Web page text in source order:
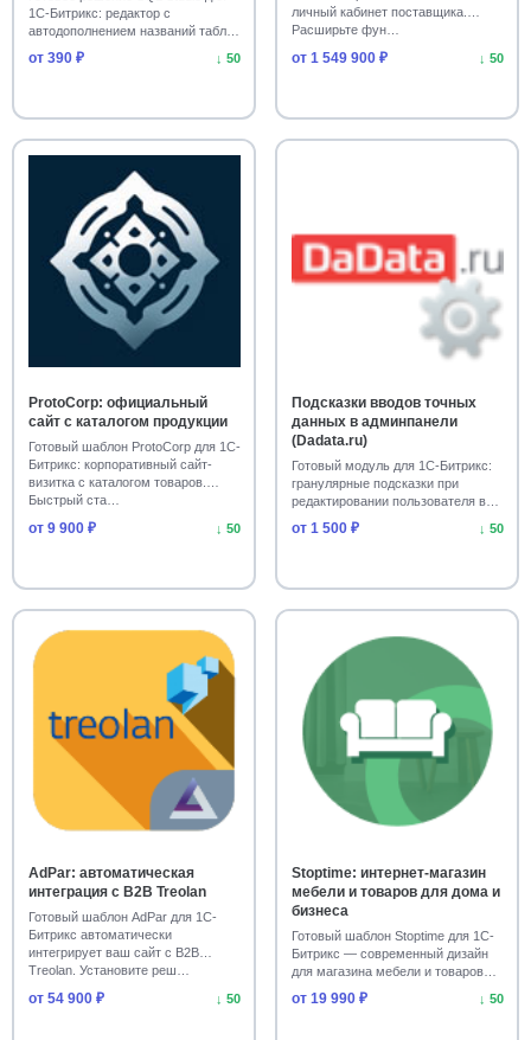
Чаты и открытые линии
Управление CRM и карточками 24
Работа с фото и видео
Сайты медицинских центров
Интеграции и коннекторы
Автоматизация звонков и почты 23
Оптимизация скорости и PageSpeed
SEO и метатеги
Cookie и политика обработки данных 20
Сайты для творчества и культуры 19
Авторизация и вход на сайт
18
Облачные кассы и фискализация
SMS и email рассылки
SEO-редиректы и битые ссылки 17
Строительство Решения для Битрикс24
Генерация контента через ИИ
СМС-рассылки и уведомления
Автоматизация лидов и сделок
1С-Битрикс: редактор с
автодополнением названий таблиц
и столбцов, ра…
от 390 ₽ ↓ 50
личный кабинет поставщика.
Расширьте фун…
от 1 549 900 ₽ ↓ 50
ProtoCorp: официальный
сайт с каталогом продукции
Готовый шаблон ProtoCorp для 1С-
Битрикс: корпоративный сайт-
визитка с каталогом товаров.
Быстрый ста…
от 9 900 ₽ ↓ 50
Подсказки вводов точных
данных в админпанели
(Dadata.ru)
Готовый модуль для 1С-Битрикс:
гранулярные подсказки при
редактировании пользователя в
админке через…
от 1 500 ₽ ↓ 50
AdPar: автоматическая
интеграция с B2B Treolan
Готовый шаблон AdPar для 1С-
Битрикс автоматически
интегрирует ваш сайт с B2B
Treolan. Установите реш…
от 54 900 ₽ ↓ 50
Stoptime: интернет-магазин
мебели и товаров для дома и
бизнеса
Готовый шаблон Stoptime для 1С-
Битрикс — современный дизайн
для магазина мебели и товаров
для дома. …
от 19 990 ₽ ↓ 50